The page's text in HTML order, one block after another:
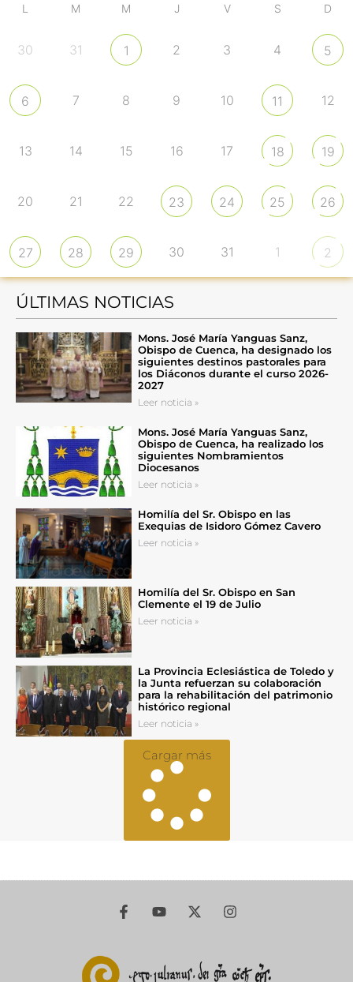
L M M J V S D
30 31 1 2 3 4 5
6 7 8 9 10 11 12
13 14 15 16 17 18 19
20 21 22 23 24 25 26
27 28 29 30 31 1 2
ÚLTIMAS NOTICIAS
Mons. José María Yanguas Sanz,
Obispo de Cuenca, ha designado los
siguientes destinos pastorales para
los Diáconos durante el curso 2026-
2027
Leer noticia »
Mons. José María Yanguas Sanz,
Obispo de Cuenca, ha realizado los
siguientes Nombramientos
Diocesanos
Leer noticia »
Homilía del Sr. Obispo en las
Exequias de Isidoro Gómez Cavero
Leer noticia »
Homilía del Sr. Obispo en San
Clemente el 19 de Julio
Leer noticia »
La Provincia Eclesiástica de Toledo y
la Junta refuerzan su colaboración
para la rehabilitación del patrimonio
histórico regional
Leer noticia »
Cargar más